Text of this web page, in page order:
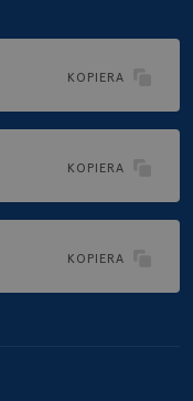
KOPIERA
KOPIERA
KOPIERA